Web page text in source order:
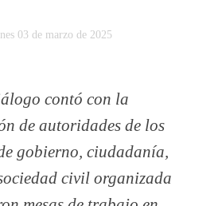
03 de marzo de 2025
contó con la
de autoridades de los
gobierno, ciudadanía,
civil organizada